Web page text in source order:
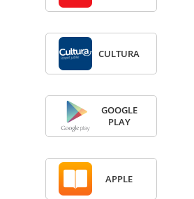
CULTURA
GOOGLE
PLAY
APPLE